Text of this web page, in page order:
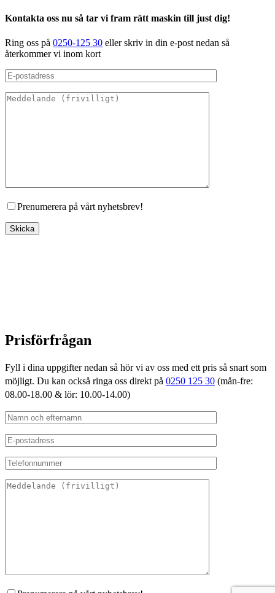
Kontakta oss nu så tar vi fram rätt maskin till just dig!
Ring oss på 0250-125 30 eller skriv in din e-post nedan så
återkommer vi inom kort
Prenumerera på vårt nyhetsbrev!
Prisförfrågan
Fyll i dina uppgifter nedan så hör vi av oss med ett pris så snart som
möjligt. Du kan också ringa oss direkt på 0250 125 30 (mån-fre:
08.00-18.00 & lör: 10.00-14.00)